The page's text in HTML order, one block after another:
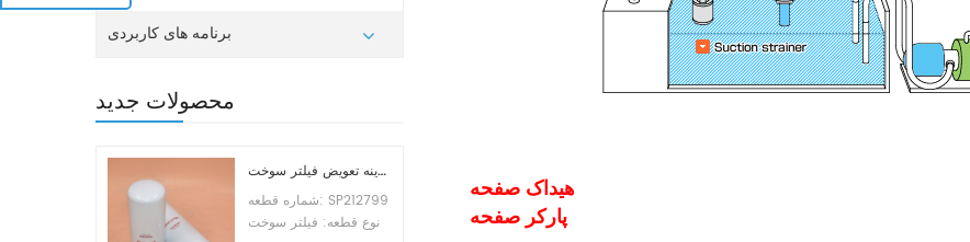
برنامه های کاربردی
محصولات جدید
هزینه تعویض فیلتر سوخت SP212799
شماره قطعه: SP212799
نوع قطعه: فیلتر سوخت
هیداکصفحه
پارکرصفحه